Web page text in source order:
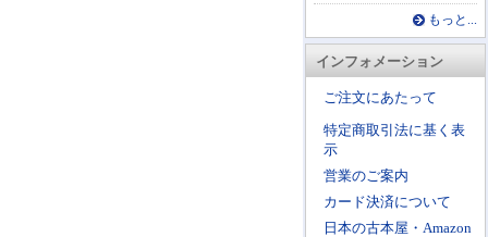
もっと...
インフォメーション
ご注文にあたって
特定商取引法に基く表
示
営業のご案内
カード決済について
日本の古本屋・Amazon